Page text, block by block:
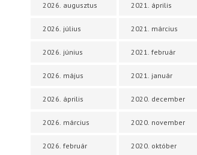
2026. augusztus
2026. július
2026. június
2026. május
2026. április
2026. március
2026. február
2021. április
2021. március
2021. február
2021. január
2020. december
2020. november
2020. október